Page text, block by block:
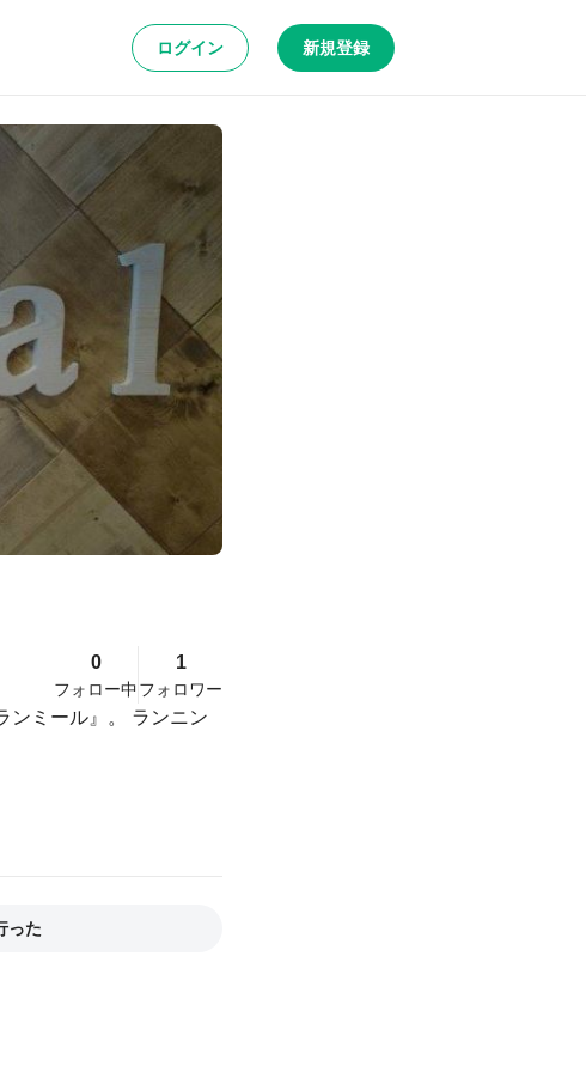
ログイン 新規登録
0
フォロー中
1
フォロワー
ンミール』。 ランニン
った